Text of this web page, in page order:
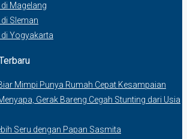
Magelang
Sleman
Yogyakarta
Mimpi Punya Rumah Cepat Kesampaian
Gerak Bareng Cegah Stunting dari Usia
Seru dengan Papan Sasmita